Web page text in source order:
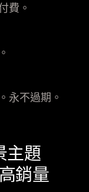
費。
永不過期。
主題
銷量